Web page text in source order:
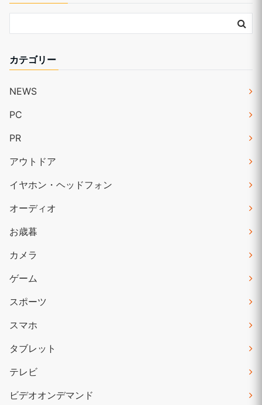
カテゴリー
NEWS
PC
PR
アウトドア
イヤホン・ヘッドフォン
オーディオ
お歳暮
カメラ
ゲーム
スポーツ
スマホ
タブレット
テレビ
ビデオオンデマンド